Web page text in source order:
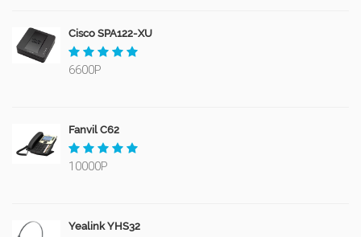
Cisco SPA122-XU
6600Р
Fanvil C62
10000Р
Yealink YHS32